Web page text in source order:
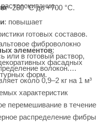
-260 °C до +700 °C.
: повышает
готовых составов.
элементов:
фасадных
форм.
фиброволокно
или в готовый раствор,
волокон.
около 0,9–2 кг на 1 м³
характеристик
перемешивание в течение
распределение фибры